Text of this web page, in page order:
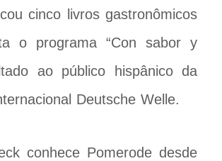
cinco livros gastronômicos
o programa “Con sabor y
ao público hispânico da
Deutsche Welle.
conhece Pomerode desde